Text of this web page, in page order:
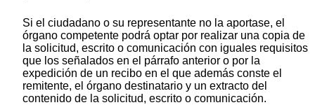
Si el ciudadano o su representante no la aportase, el
órgano competente podrá optar por realizar una copia de
la solicitud, escrito o comunicación con iguales requisitos
que los señalados en el párrafo anterior o por la
expedición de un recibo en el que además conste el
remitente, el órgano destinatario y un extracto del
contenido de la solicitud, escrito o comunicación.